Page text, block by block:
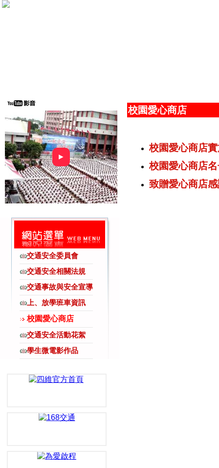
►
交通安全委員會
交通安全相關法規
交通事故與安全宣導
上、放學班車資訊
校園愛心商店
交通安全活動花絮
學生微電影作品
校園愛心商店
校園愛心商店
校園愛心商店
致贈愛心商店